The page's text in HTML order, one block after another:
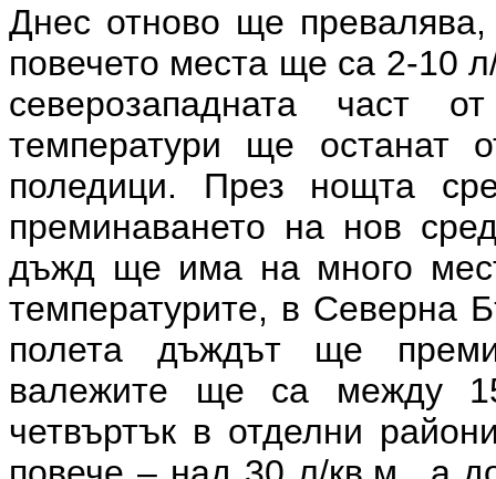
Днес отново ще
повечето места ще са 2-10
северозападната част
температури ще останат
поледици. През нощта
преминаването на нов
дъжд ще има на много
температурите, в Северна
полета дъждът ще
валежите ще са между
четвъртък в отделни